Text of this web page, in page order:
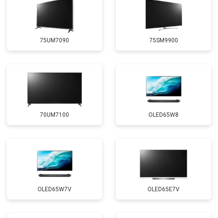
75UM7090 75SM9900
70UM7100 OLED65W8
OLED65W7V OLED65E7V